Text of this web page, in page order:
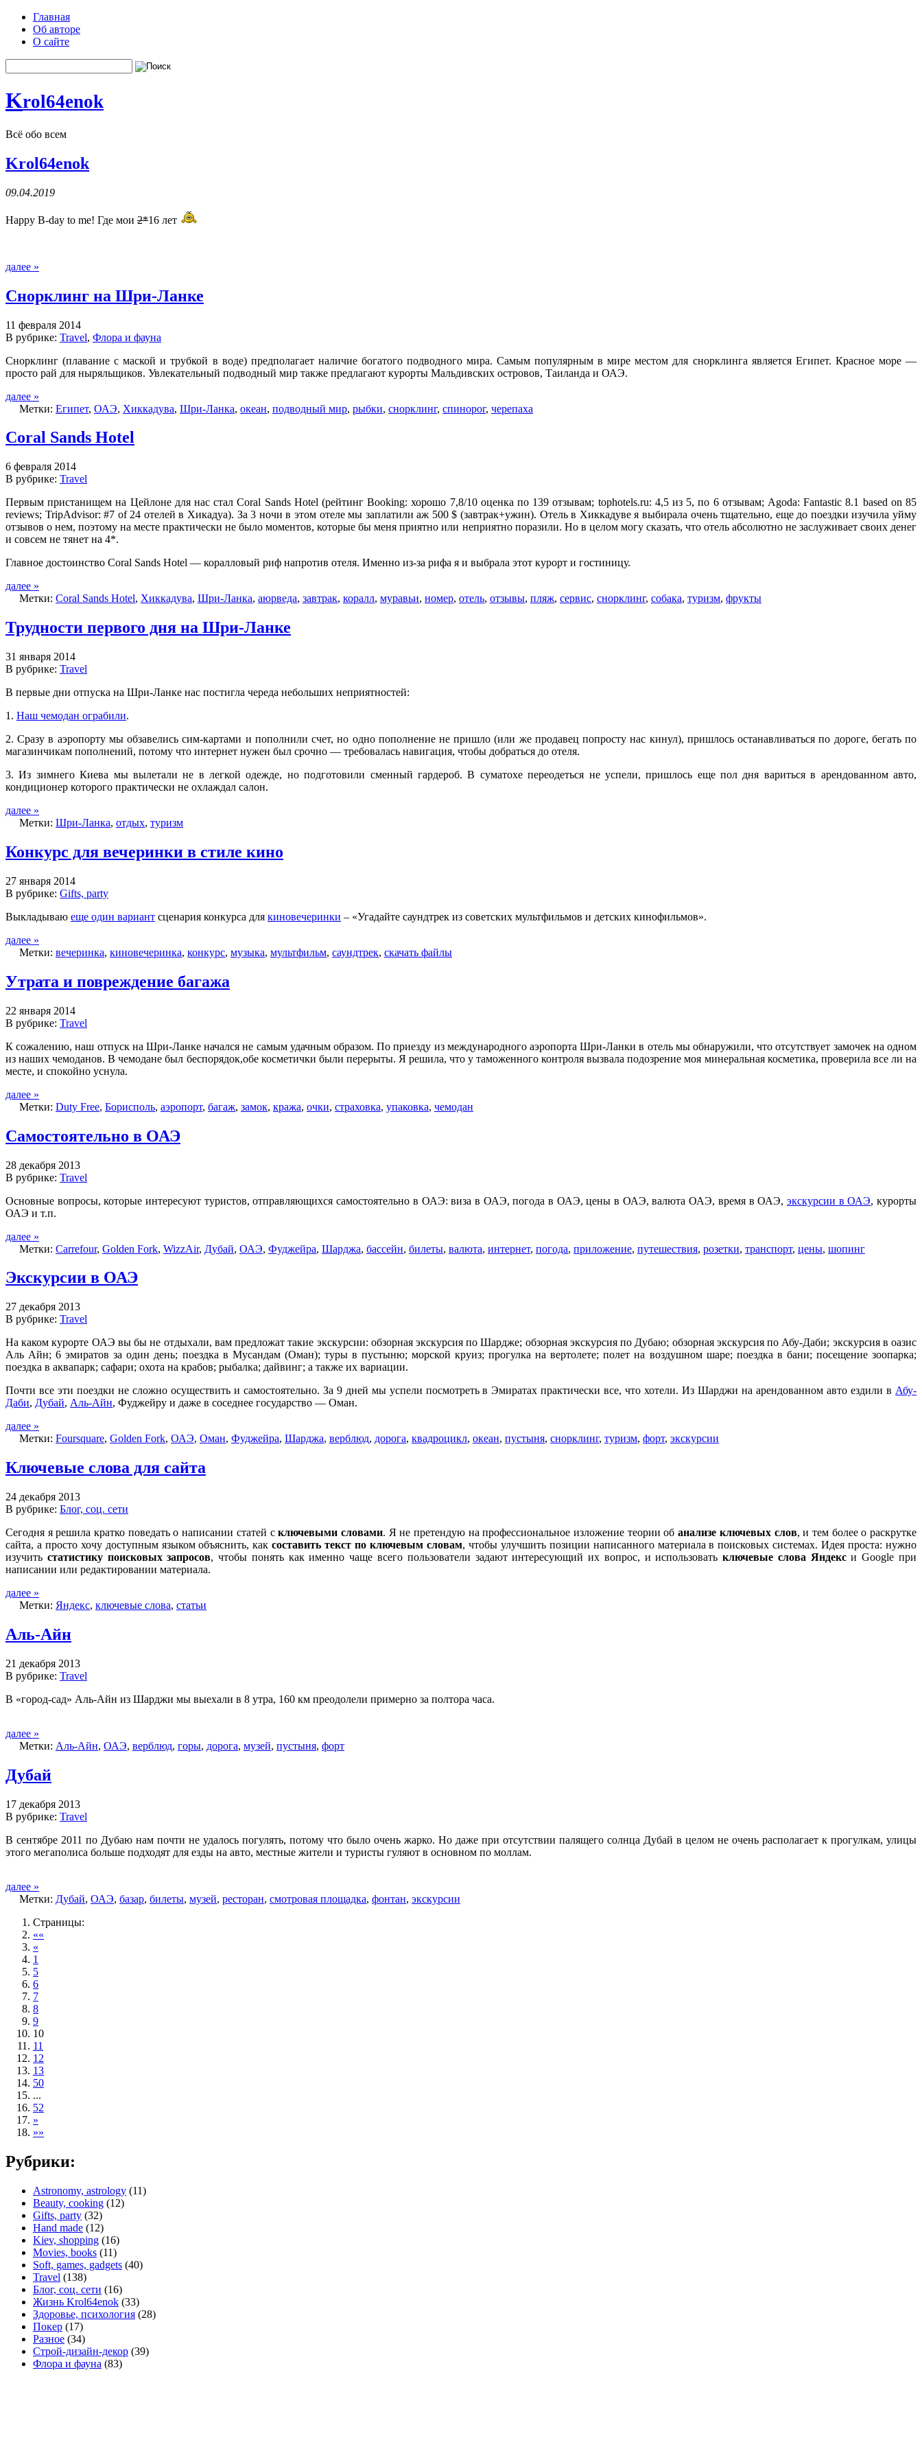
Главная
Об авторе
О сайте
Krol64enok
Всё обо всем
Krol64enok
09.04.2019
Happy B-day to me! Где мои 2*16 лет
далее »
Снорклинг на Шри-Ланке
11 февраля 2014
В рубрике: Travel, Флора и фауна
Снорклинг (плавание с маской и трубкой в воде) предполагает наличие богатого подводного мира. Самым популярным в мире местом для снорклинга является Египет. Красное море —
просто рай для ныряльщиков. Увлекательный подводный мир также предлагают курорты Мальдивских островов, Таиланда и ОАЭ.
далее »
Метки: Египет, ОАЭ, Хиккадува, Шри-Ланка, океан, подводный мир, рыбки, снорклинг, спинорог, черепаха
Coral Sands Hotel
6 февраля 2014
В рубрике: Travel
Первым пристанищем на Цейлоне для нас стал Coral Sands Hotel (рейтинг Booking: хорошо 7,8/10 оценка по 139 отзывам; tophotels.ru: 4,5 из 5, по 6 отзывам; Agoda: Fantastic 8.1 based on 85
reviews; TripAdvisor: #7 of 24 отелей в Хикадуа). За 3 ночи в этом отеле мы заплатили аж 500 $ (завтрак+ужин). Отель в Хиккадуве я выбирала очень тщательно, еще до поездки изучила уйму
отзывов о нем, поэтому на месте практически не было моментов, которые бы меня приятно или неприятно поразили. Но в целом могу сказать, что отель абсолютно не заслуживает своих денег
и совсем не тянет на 4*.
Главное достоинство Coral Sands Hotel — коралловый риф напротив отеля. Именно из-за рифа я и выбрала этот курорт и гостиницу.
далее »
Метки: Coral Sands Hotel, Хиккадува, Шри-Ланка, аюрведа, завтрак, коралл, муравьи, номер, отель, отзывы, пляж, сервис, снорклинг, собака, туризм, фрукты
Трудности первого дня на Шри-Ланке
31 января 2014
В рубрике: Travel
В первые дни отпуска на Шри-Ланке нас постигла череда небольших неприятностей:
1. Наш чемодан ограбили.
2. Сразу в аэропорту мы обзавелись сим-картами и пополнили счет, но одно пополнение не пришло (или же продавец попросту нас кинул), пришлось останавливаться по дороге, бегать по
магазинчикам пополнений, потому что интернет нужен был срочно — требовалась навигация, чтобы добраться до отеля.
3. Из зимнего Киева мы вылетали не в легкой одежде, но подготовили сменный гардероб. В суматохе переодеться не успели, пришлось еще пол дня вариться в арендованном авто,
кондиционер которого практически не охлаждал салон.
далее »
Метки: Шри-Ланка, отдых, туризм
Конкурс для вечеринки в стиле кино
27 января 2014
В рубрике: Gifts, party
Выкладываю еще один вариант сценария конкурса для киновечеринки – «Угадайте саундтрек из советских мультфильмов и детских кинофильмов».
далее »
Метки: вечеринка, киновечеринка, конкурс, музыка, мультфильм, саундтрек, скачать файлы
Утрата и повреждение багажа
22 января 2014
В рубрике: Travel
К сожалению, наш отпуск на Шри-Ланке начался не самым удачным образом. По приезду из международного аэропорта Шри-Ланки в отель мы обнаружили, что отсутствует замочек на одном
из наших чемоданов. В чемодане был беспорядок,обе косметички были перерыты. Я решила, что у таможенного контроля вызвала подозрение моя минеральная косметика, проверила все ли на
месте, и спокойно уснула.
далее »
Метки: Duty Free, Борисполь, аэропорт, багаж, замок, кража, очки, страховка, упаковка, чемодан
Самостоятельно в ОАЭ
28 декабря 2013
В рубрике: Travel
Основные вопросы, которые интересуют туристов, отправляющихся самостоятельно в ОАЭ: виза в ОАЭ, погода в ОАЭ, цены в ОАЭ, валюта ОАЭ, время в ОАЭ, экскурсии в ОАЭ, курорты
ОАЭ и т.п.
далее »
Метки: Carrefour, Golden Fork, WizzAir, Дубай, ОАЭ, Фуджейра, Шарджа, бассейн, билеты, валюта, интернет, погода, приложение, путешествия, розетки, транспорт, цены, шопинг
Экскурсии в ОАЭ
27 декабря 2013
В рубрике: Travel
На каком курорте ОАЭ вы бы не отдыхали, вам предложат такие экскурсии: обзорная экскурсия по Шардже; обзорная экскурсия по Дубаю; обзорная экскурсия по Абу-Даби; экскурсия в оазис
Аль Айн; 6 эмиратов за один день; поездка в Мусандам (Оман); туры в пустыню; морской круиз; прогулка на вертолете; полет на воздушном шаре; поездка в бани; посещение зоопарка;
поездка в аквапарк; сафари; охота на крабов; рыбалка; дайвинг; а также их вариации.
Почти все эти поездки не сложно осуществить и самостоятельно. За 9 дней мы успели посмотреть в Эмиратах практически все, что хотели. Из Шарджи на арендованном авто ездили в Абу-
Даби, Дубай, Аль-Айн, Фуджейру и даже в соседнее государство — Оман.
далее »
Метки: Foursquare, Golden Fork, ОАЭ, Оман, Фуджейра, Шарджа, верблюд, дорога, квадроцикл, океан, пустыня, снорклинг, туризм, форт, экскурсии
Ключевые слова для сайта
24 декабря 2013
В рубрике: Блог, соц. сети
Сегодня я решила кратко поведать о написании статей сключевыми словами. Я не претендую на профессиональное изложение теории обанализе ключевых слов, и тем более о раскрутке
сайта, а просто хочу доступным языком объяснить, каксоставить текст по ключевым словам, чтобы улучшить позиции написанного материала в поисковых системах. Идея проста: нужно
изучить статистику поисковых запросов, чтобы понять как именно чаще всего пользователи задают интересующий их вопрос, и использоватьключевые слова Яндекси Google при
написании или редактировании материала.
далее »
Метки: Яндекс, ключевые слова, статьи
Аль-Айн
21 декабря 2013
В рубрике: Travel
В «город-сад» Аль-Айн из Шарджи мы выехали в 8 утра, 160 км преодолели примерно за полтора часа.
далее »
Метки: Аль-Айн, ОАЭ, верблюд, горы, дорога, музей, пустыня, форт
Дубай
17 декабря 2013
В рубрике: Travel
В сентябре 2011 по Дубаю нам почти не удалось погулять, потому что было очень жарко. Но даже при отсутствии палящего солнца Дубай в целом не очень располагает к прогулкам, улицы
этого мегаполиса больше подходят для езды на авто, местные жители и туристы гуляют в основном по моллам.
далее »
Метки: Дубай, ОАЭ, базар, билеты, музей, ресторан, смотровая площадка, фонтан, экскурсии
Страницы:
««
«
1
5
6
7
8
9
10
11
12
13
50
...
52
»
»»
Рубрики:
Astronomy, astrology (11)
Beauty, cooking (12)
Gifts, party (32)
Hand made (12)
Kiev, shopping (16)
Movies, books (11)
Soft, games, gadgets (40)
Travel (138)
Блог, соц. сети (16)
Жизнь Krol64enok (33)
Здоровье, психология (28)
Покер (17)
Разное (34)
Строй-дизайн-декор (39)
Флора и фауна (83)